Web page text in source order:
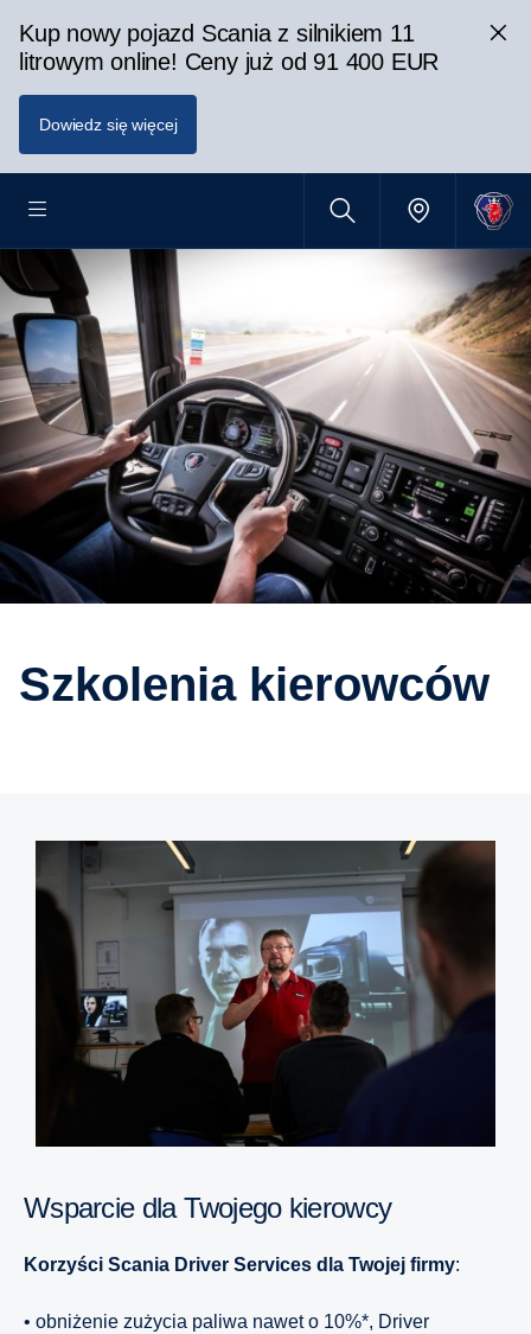
Kup nowy pojazd Scania z silnikiem 11
litrowym online! Ceny już od 91 400 EUR
Dowiedz się więcej
szkolenia kierowców
Wsparcie dla Twojego kierowcy
Korzyści Scania Driver Services dla Twojej firmy:
• obniżenie zużycia paliwa nawet o 10%*, Driver